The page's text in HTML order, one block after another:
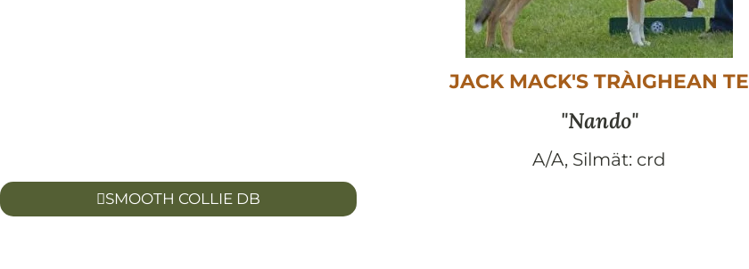
JACK MACK'S TRÀIGHEAN TE
Nando
A/A, Silmät: crd
SMOOTH COLLIE DB